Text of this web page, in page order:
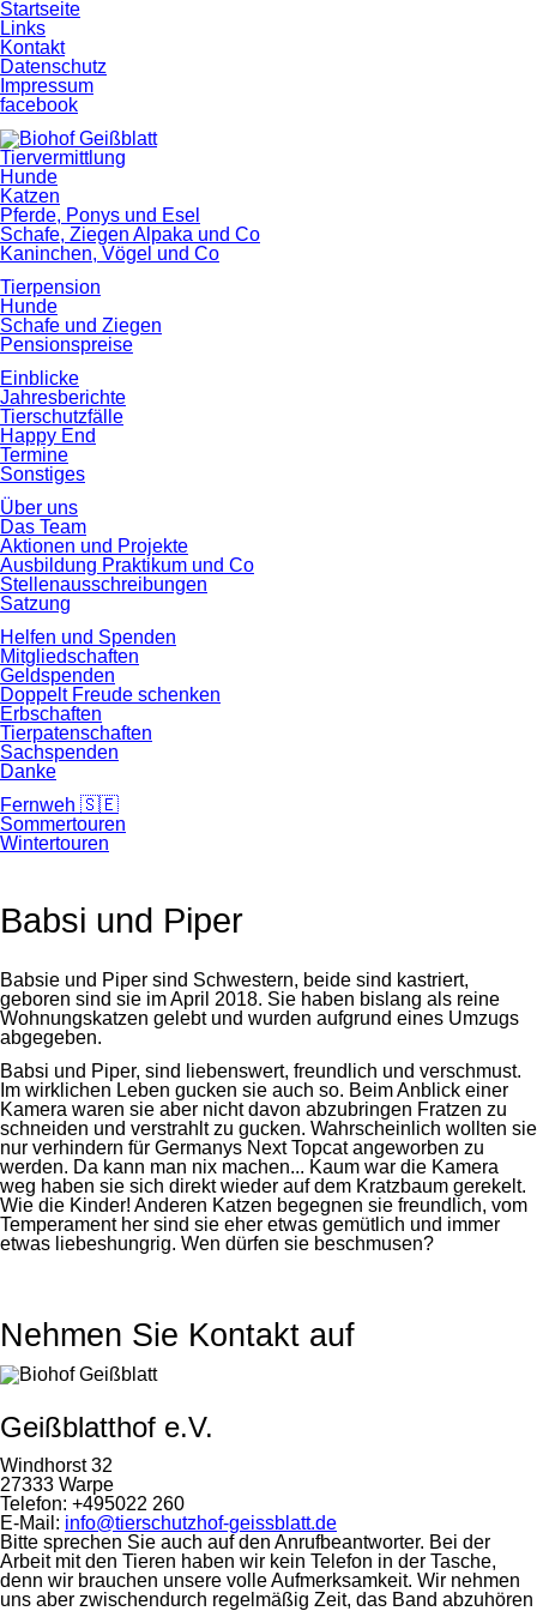
Startseite
Links
Kontakt
Datenschutz
Impressum
facebook
Tiervermittlung
Hunde
Katzen
Pferde, Ponys und Esel
Schafe, Ziegen Alpaka und Co
Kaninchen, Vögel und Co
Tierpension
Hunde
Schafe und Ziegen
Pensionspreise
Einblicke
Jahresberichte
Tierschutzfälle
Happy End
Termine
Sonstiges
Über uns
Das Team
Aktionen und Projekte
Ausbildung Praktikum und Co
Stellenausschreibungen
Satzung
Helfen und Spenden
Mitgliedschaften
Geldspenden
Doppelt Freude schenken
Erbschaften
Tierpatenschaften
Sachspenden
Danke
Fernweh 🇸🇪
Sommertouren
Wintertouren
Babsi und Piper
Babsie und Piper sind Schwestern, beide sind kastriert,
geboren sind sie im April 2018. Sie haben bislang als reine
Wohnungskatzen gelebt und wurden aufgrund eines Umzugs
abgegeben.
Babsi und Piper, sind liebenswert, freundlich und verschmust.
Im wirklichen Leben gucken sie auch so. Beim Anblick einer
Kamera waren sie aber nicht davon abzubringen Fratzen zu
schneiden und verstrahlt zu gucken. Wahrscheinlich wollten sie
nur verhindern für Germanys Next Topcat angeworben zu
werden. Da kann man nix machen... Kaum war die Kamera
weg haben sie sich direkt wieder auf dem Kratzbaum gerekelt.
Wie die Kinder! Anderen Katzen begegnen sie freundlich, vom
Temperament her sind sie eher etwas gemütlich und immer
etwas liebeshungrig. Wen dürfen sie beschmusen?
Nehmen Sie Kontakt auf
Geißblatthof e.V.
Windhorst 32
27333 Warpe
Telefon: +495022 260
E-Mail: info@tierschutzhof-geissblatt.de
Bitte sprechen Sie auch auf den Anrufbeantworter. Bei der
Arbeit mit den Tieren haben wir kein Telefon in der Tasche,
denn wir brauchen unsere volle Aufmerksamkeit. Wir nehmen
uns aber zwischendurch regelmäßig Zeit, das Band abzuhören